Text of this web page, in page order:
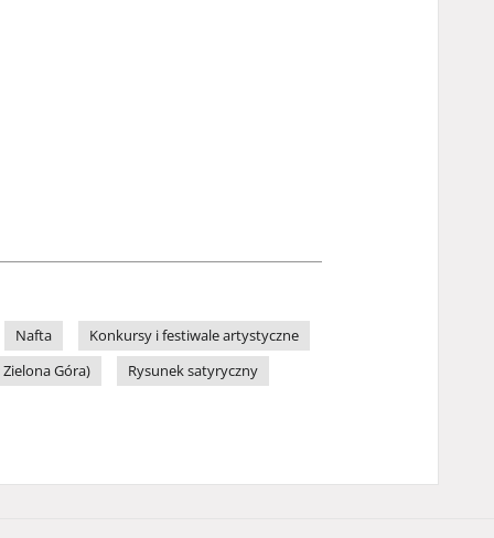
Nafta
Konkursy i festiwale artystyczne
Góra) Rysunek satyryczny